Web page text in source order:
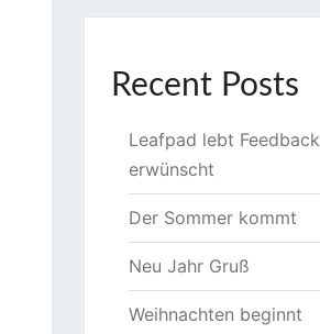
Recent Posts
Leafpad lebt Feedback
erwünscht
Der Sommer kommt
Neu Jahr Gruß
Weihnachten beginnt